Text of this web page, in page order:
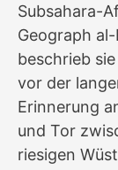
Subsahara-
Geograph
beschrieb
vor der
Erinnerung
und Tor
riesigen